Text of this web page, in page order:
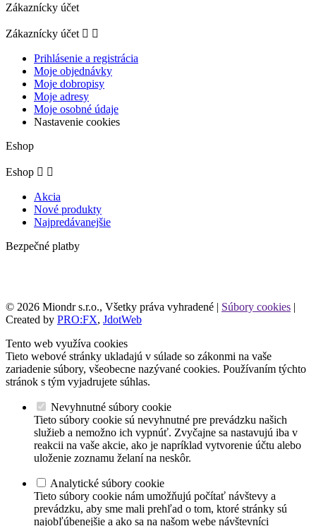
Zákaznícky účet
Zákaznícky účet  
Prihlásenie a registrácia
Moje objednávky
Moje dobropisy
Moje adresy
Moje osobné údaje
Nastavenie cookies
Eshop
Eshop  
Akcia
Nové produkty
Najpredávanejšie
Bezpečné platby
© 2026 Miondr s.r.o., Všetky práva vyhradené | Súbory cookies |
Created by PRO:FX, JdotWeb
Tento web využíva cookies
Tieto webové stránky ukladajú v súlade so zákonmi na vaše
zariadenie súbory, všeobecne nazývané cookies. Používaním týchto
stránok s tým vyjadrujete súhlas.
Nevyhnutné súbory cookie
Tieto súbory cookie sú nevyhnutné pre prevádzku našich
služieb a nemožno ich vypnúť. Zvyčajne sa nastavujú iba v
reakcii na vaše akcie, ako je napríklad vytvorenie účtu alebo
uloženie zoznamu želaní na neskôr.
Analytické súbory cookie
Tieto súbory cookie nám umožňujú počítať návštevy a
prevádzku, aby sme mali prehľad o tom, ktoré stránky sú
najobľúbenejšie a ako sa na našom webe návštevníci